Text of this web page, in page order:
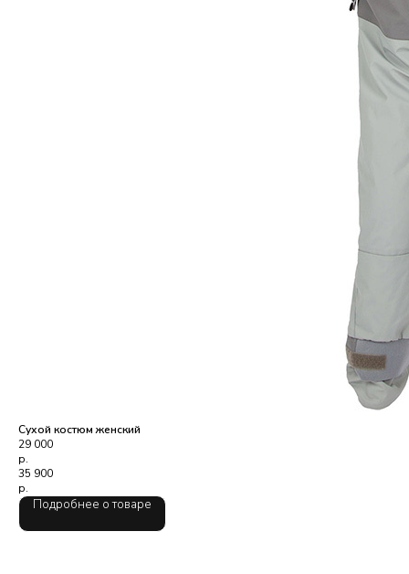
Сухой костюм женский
29 000
р.
35 900
р.
Подробнее о товаре